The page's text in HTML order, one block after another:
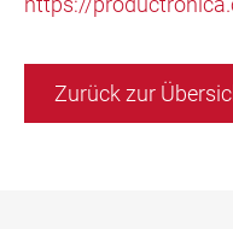
Zurück zur